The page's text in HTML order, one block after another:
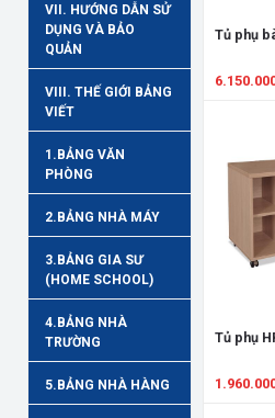
VII. HƯỚNG DẪN SỬ
DỤNG VÀ BẢO
QUẢN
VIII. THẾ GIỚI BẢNG
VIẾT
1.BẢNG VĂN
PHÒNG
2.BẢNG NHÀ MÁY
3.BẢNG GIA SƯ
(HOME SCHOOL)
4.BẢNG NHÀ
TRƯỜNG
5.BẢNG NHÀ HÀNG
Tủ phụ
Tủ phụ